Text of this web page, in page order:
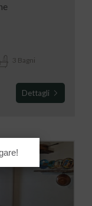
3 Bagni
Dettagli